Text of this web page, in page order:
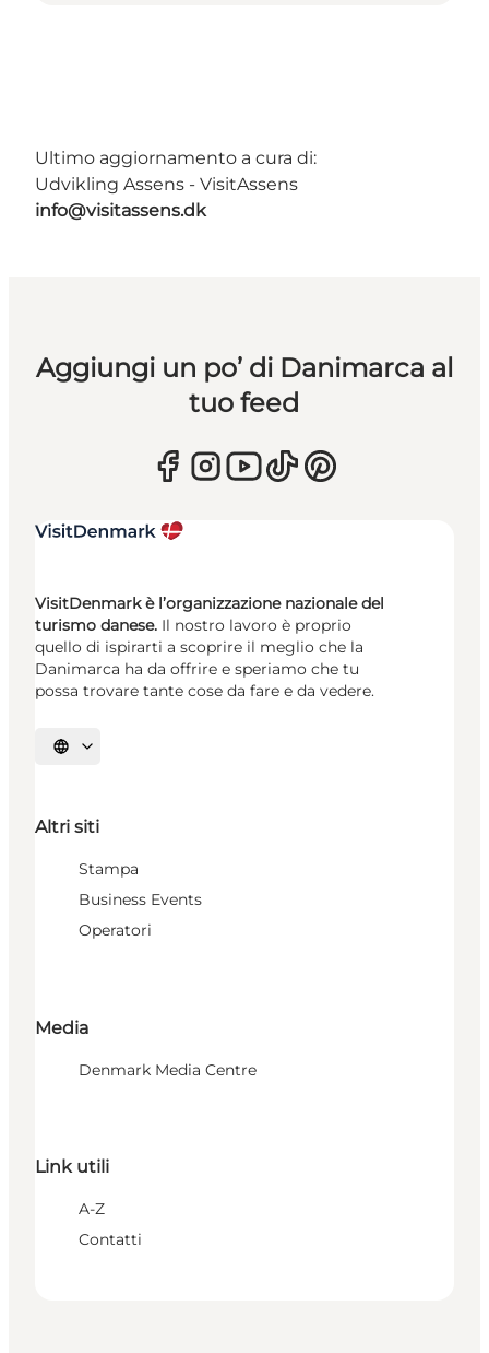
Ultimo aggiornamento a cura di:
Udvikling Assens - VisitAssens
info@visitassens.dk
Aggiungi un po’ di Danimarca al
tuo feed
VisitDenmark è l’organizzazione nazionale del
turismo danese. Il nostro lavoro è proprio
quello di ispirarti a scoprire il meglio che la
Danimarca ha da offrire e speriamo che tu
possa trovare tante cose da fare e da vedere.
Seleziona la lingua
Altri siti
Stampa
Business Events
Operatori
Media
Denmark Media Centre
Link utili
A-Z
Contatti